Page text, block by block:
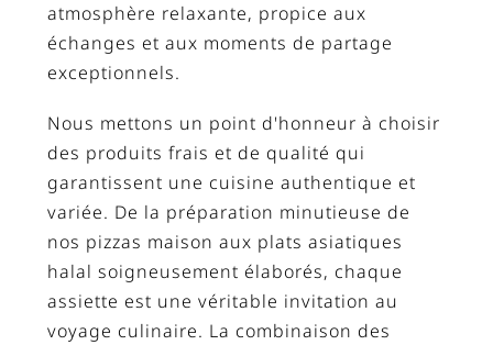
atmosphère relaxante, propice aux
échanges et aux moments de partage
exceptionnels.
Nous mettons un point d'honneur à choisir
des produits frais et de qualité qui
garantissent une cuisine authentique et
variée. De la préparation minutieuse de
nos pizzas maison aux plats asiatiques
halal soigneusement élaborés, chaque
assiette est une véritable invitation au
voyage culinaire. La combinaison des